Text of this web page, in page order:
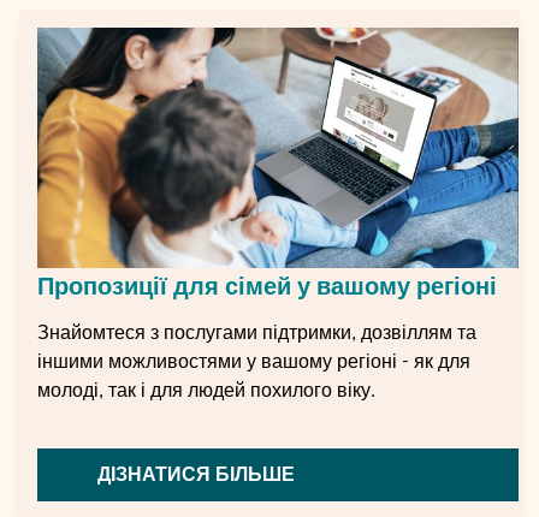
Пропозиції для сімей у вашому регіоні
Знайомтеся з послугами підтримки, дозвіллям та
іншими можливостями у вашому регіоні - як для
молоді, так і для людей похилого віку.
ДІЗНАТИСЯ БІЛЬШЕ